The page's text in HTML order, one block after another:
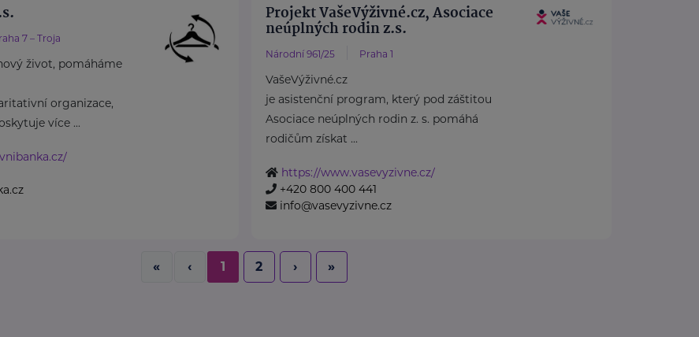
7 – Troja
život, pomáháme
organizace,
více ...
Projekt VašeVýživné.cz, Asociace
neúplných rodin z.s.
Národní 961/25 Praha 1
VašeVýživné.cz
je asistenční program, který pod záštitou
Asociace neúplných rodin z. s. pomáhá
rodičům získat ...
https://www.vasevyzivne.cz/
+420 800 400 441
info@vasevyzivne.cz
« ‹ 1 2 › »